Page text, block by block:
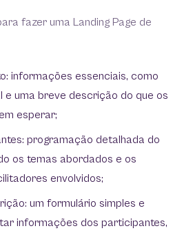
fazer uma Landing Page de
informações essenciais, como
e uma breve descrição do que os
esperar;
programação detalhada do
os temas abordados e os
envolvidos;
um formulário simples e
informações dos participantes,